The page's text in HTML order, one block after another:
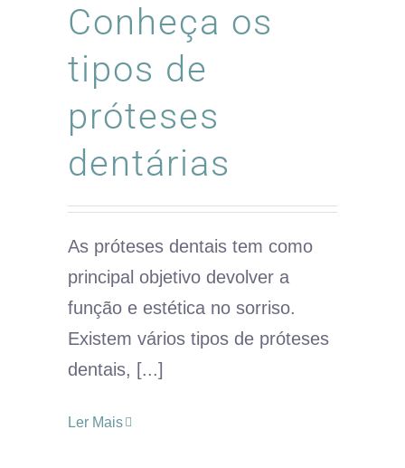
Conheça os
tipos de
próteses
dentárias
As próteses dentais tem como
principal objetivo devolver a
função e estética no sorriso.
Existem vários tipos de próteses
dentais, [...]
Ler Mais